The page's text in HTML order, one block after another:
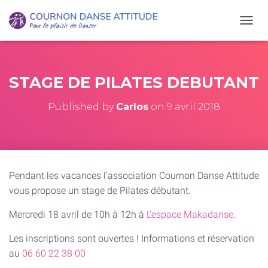
U
R
L
STAGE DE PILATES DEBUTANT
Published by Carlos on 9 avril 2018
Pendant les vacances l’association Cournon Danse Attitude
vous propose un stage de Pilates débutant.
Mercredi 18 avril de 10h à 12h à L’espace Makadanse.
Les inscriptions sont ouvertes ! Informations et réservation
au 06 60 22 38 00